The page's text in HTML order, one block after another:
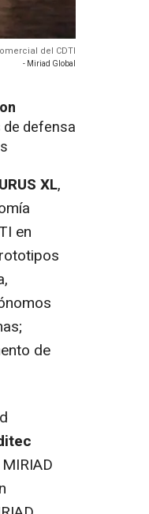
del CDTI
- Miriad Global
de defensa
XL,
en
de